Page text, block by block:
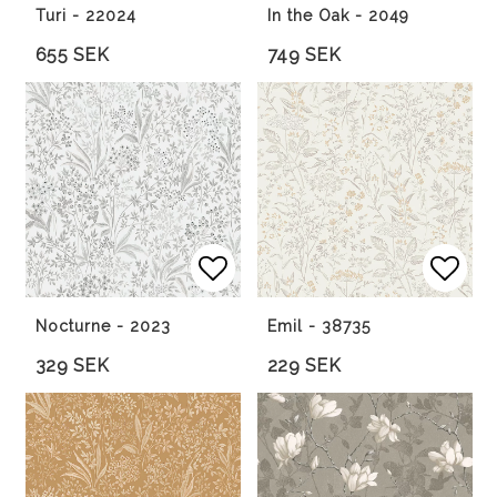
Turi - 22024
655 SEK
In the Oak - 2049
749 SEK
Lägg till i favoritlistan
Lägg till i favoritlistan
Nocturne - 2023
329 SEK
Emil - 38735
229 SEK